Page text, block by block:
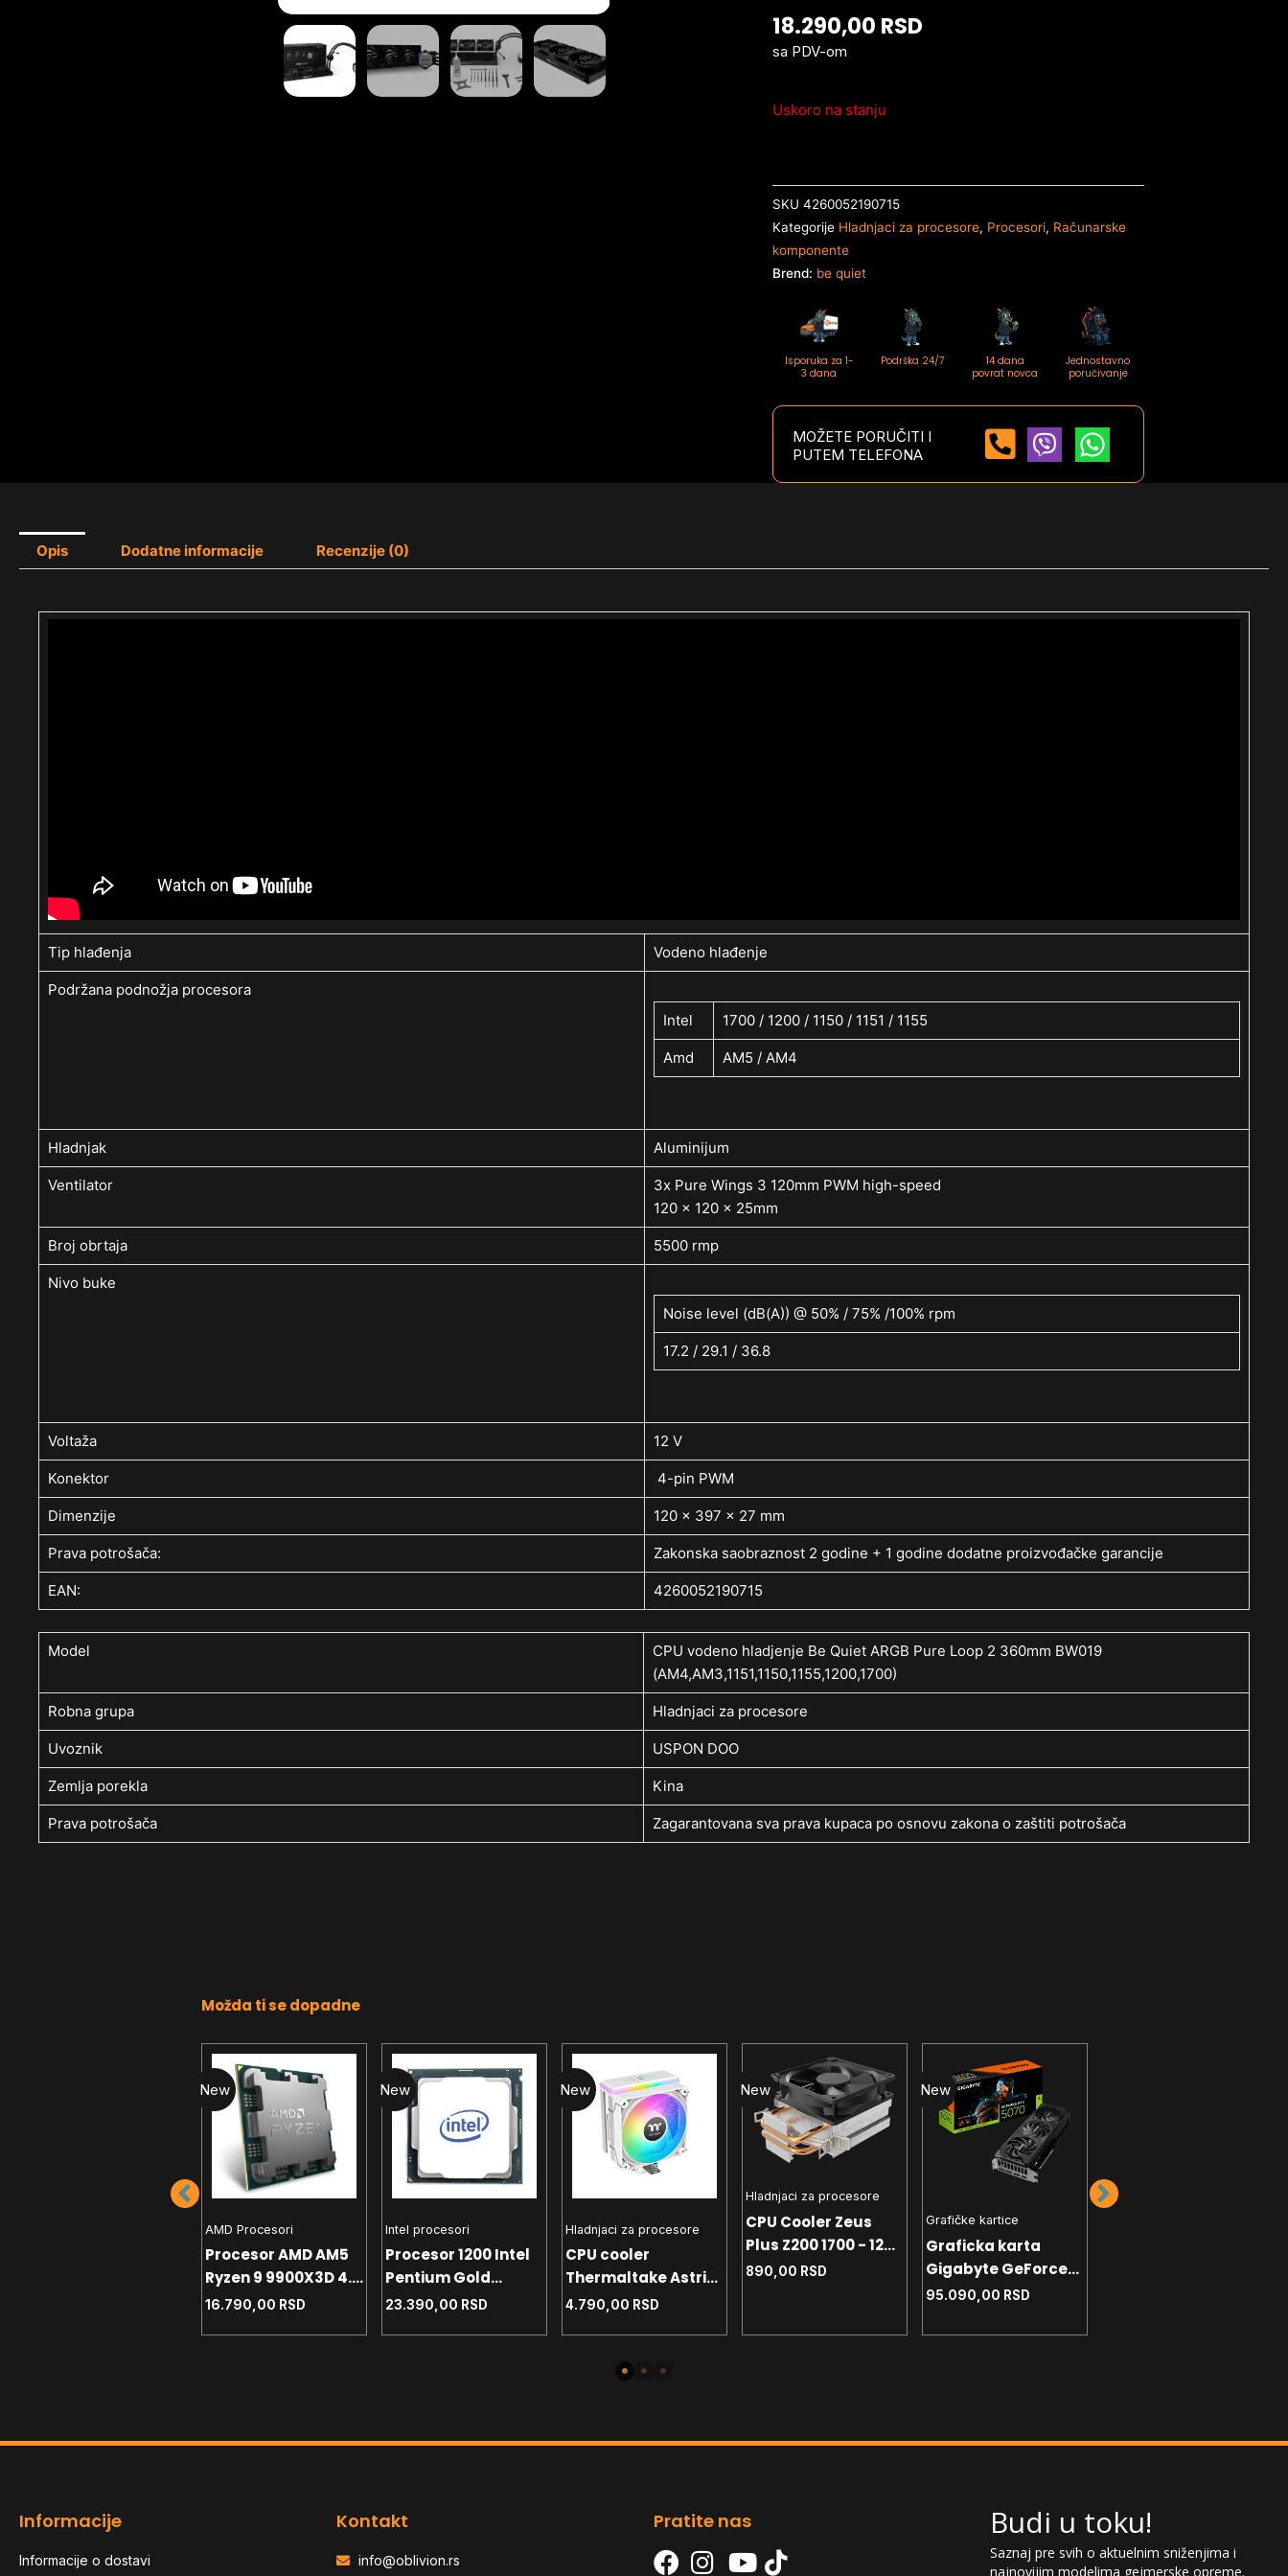
18.290,00 RSD
sa PDV-om
Uskoro na stanju
SKU4260052190715
Kategorije Hladnjaci za procesore, Procesori, Računarske
komponente
Brend: be quiet
Isporuka za 1-
3 dana
Podrška 24/7
14 dana
povrat novca
Jednostavno
poručivanje
MOŽETE PORUČITI I
PUTEM TELEFONA
Opis Dodatne informacije Recenzije (0)
Tip hlađenja Vodeno hlađenje
Podržana podnožja procesora
Intel
1700 / 1200 / 1150 / 1151 / 1155
Amd AM5 / AM4
Hladnjak Aluminijum
Ventilator
3x Pure Wings 3 120mm PWM high-speed
120 x 120 x 25mm
Broj obrtaja 5500 rmp
Nivo buke
Noise level (dB(A)) @ 50% / 75% /100% rpm
17.2 / 29.1 / 36.8
Voltaža 12 V
Konektor 4-pin PWM
Dimenzije 120 x 397 x 27 mm
Prava potrošača: Zakonska saobraznost 2 godine + 1 godine dodatne proizvođačke garancije
EAN: 4260052190715
Model
CPU vodeno hladjenje Be Quiet ARGB Pure Loop 2 360mm BW019
(AM4,AM3,1151,1150,1155,1200,1700)
Robna grupa Hladnjaci za procesore
Uvoznik USPON DOO
Zemlja porekla Kina
Prava potrošača Zagarantovana sva prava kupaca po osnovu zakona o zaštiti potrošača
Možda ti se dopadne
New
AMD Procesori
Procesor AMD AM5
Ryzen 9 9900X3D 4.4
GHz Tray
16.790,00 RSD
New
Intel procesori
Procesor 1200 Intel
Pentium Gold
G6400 4.0 GHz Tray
23.390,00 RSD
New
Hladnjaci za procesore
CPU cooler
Thermaltake Astria
200 White 1700 -
4.790,00 RSD
New
Hladnjaci za procesore
CPU Cooler Zeus
Plus Z200 1700 - 1200
- AM4 - AM5 TDP
890,00 RSD
New
Grafičke kartice
Graficka karta
Gigabyte GeForce
RTX 5070 Windforce
192bit 3xDP - HDMI
95.090,00 RSD
Informacije
Informacije o dostavi
Kontakt
info@oblivion.rs
Pratite nas Budi u toku!
Saznaj pre svih o aktuelnim sniženjima i
najnovijim modelima gejmerske opreme.